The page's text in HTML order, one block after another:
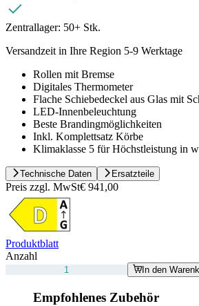
Zentrallager: 50+ Stk.
Versandzeit in Ihre Region 5-9 Werktage
Rollen mit Bremse
Digitales Thermometer
Flache Schiebedeckel aus Glas mit
LED-Innenbeleuchtung
Beste Brandingmöglichkeiten
Inkl. Komplettsatz Körbe
Klimaklasse 5 für Höchstleistung in
Technische Daten Ersatzteile
Preis zzgl. MwSt€ 941,00
Produktblatt
Anzahl
In den
Empfohlenes Zubehör